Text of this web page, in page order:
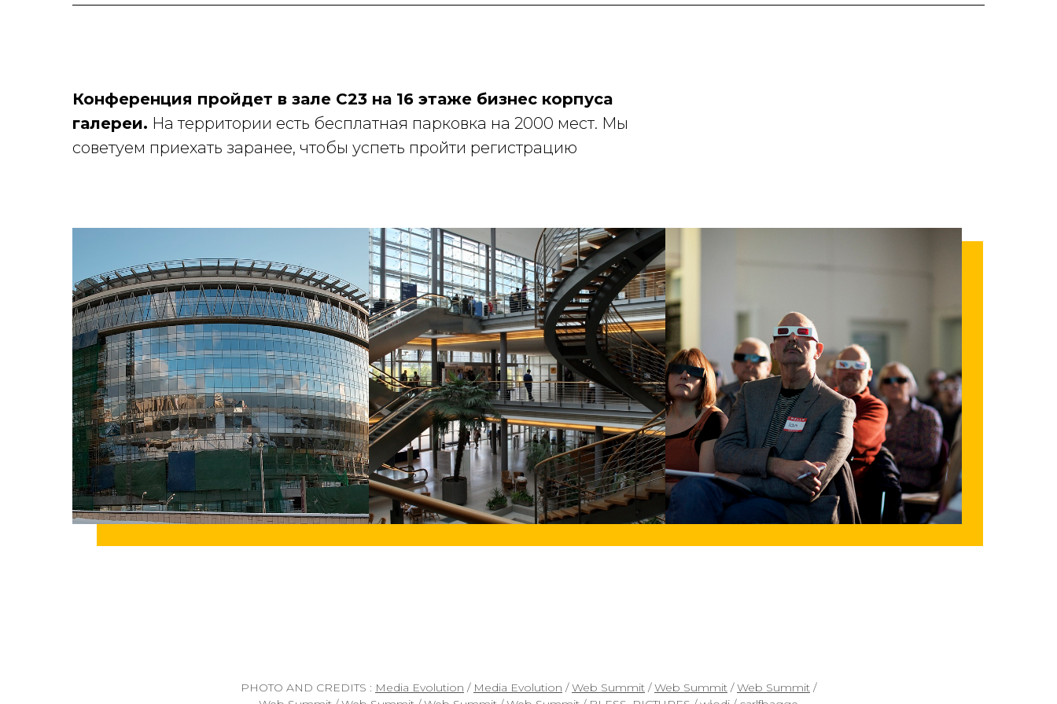
Конференция пройдет в зале С23 на 16 этаже бизнес корпуса
галереи. На территории есть бесплатная парковка на 2000 мест. Мы
советуем приехать заранее, чтобы успеть пройти регистрацию
PHOTO AND CREDITS : Media Evolution / Media Evolution /Web Summit /Web Summit /Web Summit /